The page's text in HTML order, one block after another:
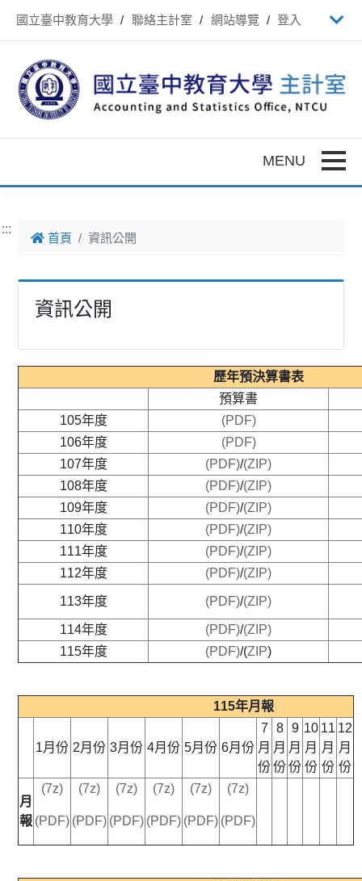
國立臺中教育大學 聯絡主計室 網站導覽 登入
:::
首頁 資訊公開
資訊公開
歷年預決算書表
預算書
105年度
(PDF)
106年度
(PDF)
107年度
(PDF)/(ZIP)
108年度
(PDF)/(ZIP)
109年度
(PDF)/(ZIP)
110年度
(PDF)/(ZIP)
111年度
(PDF)/(ZIP)
112年度
(PDF)/(ZIP)
113年度 (PDF)/(ZIP)
114年度 (PDF)/(ZIP)
115年度
(PDF)/(ZIP)
115年月報
1月份 2月份 3月份 4月份 5月份 6月份
7
月
份
8
月
份
9
月
份
10
月
份
11
月
份
12
月
份
月
報
(7z)
(PDF)
(7z)
(PDF)
(7z)
(PDF)
(7z)
(PDF)
(7z)
(PDF)
(7z)
(PDF)